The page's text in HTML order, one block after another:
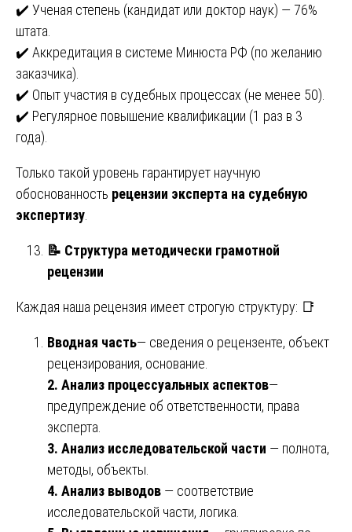
✔️ Ученая степень (кандидат или доктор наук) — 76%
штата.
✔️ Аккредитация в системе Минюста РФ (по желанию
заказчика).
✔️ Опыт участия в судебных процессах (не менее 50).
✔️ Регулярное повышение квалификации (1 раз в 3
года).
Только такой уровень гарантирует научную
обоснованность рецензии эксперта на судебную
экспертизу
📝 Структура методически грамотной
рецензии
Каждая наша рецензия имеет строгую структуру: 📑
Вводная часть— сведения о рецензенте, объект
рецензирования, основание.
2. Анализ процессуальных аспектов—
предупреждение об ответственности, права
эксперта.
3. Анализ исследовательской части — полнота,
методы, объекты.
4. Анализ выводов — соответствие
исследовательской части, логика.